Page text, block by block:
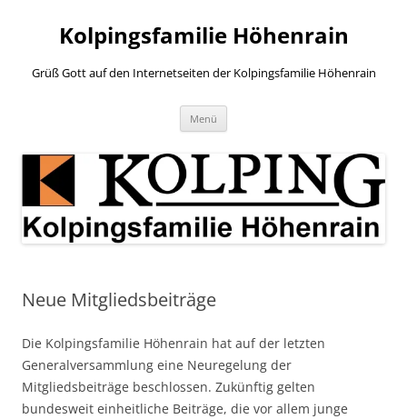
springenKolpingsfamilie Höhenrain
Grüß Gott auf den Internetseiten der Kolpingsfamilie Höhenrain
Menü
Neue Mitgliedsbeiträge
Die Kolpingsfamilie Höhenrain hat auf der letzten
Generalversammlung eine Neuregelung der
Mitgliedsbeiträge beschlossen. Zukünftig gelten
bundesweit einheitliche Beiträge, die vor allem junge